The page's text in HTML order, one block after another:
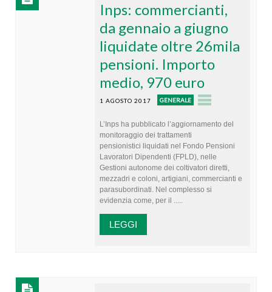
Inps: commercianti,
da gennaio a giugno
liquidate oltre 26mila
pensioni. Importo
medio, 970 euro
1 AGOSTO 2017 GENERALE
L’Inps ha pubblicato l’aggiornamento del
monitoraggio dei trattamenti
pensionistici liquidati nel Fondo Pensioni
Lavoratori Dipendenti (FPLD), nelle
Gestioni autonome dei coltivatori diretti,
mezzadri e coloni, artigiani, commercianti e
parasubordinati. Nel complesso si
evidenzia come, per il .....
LEGGI